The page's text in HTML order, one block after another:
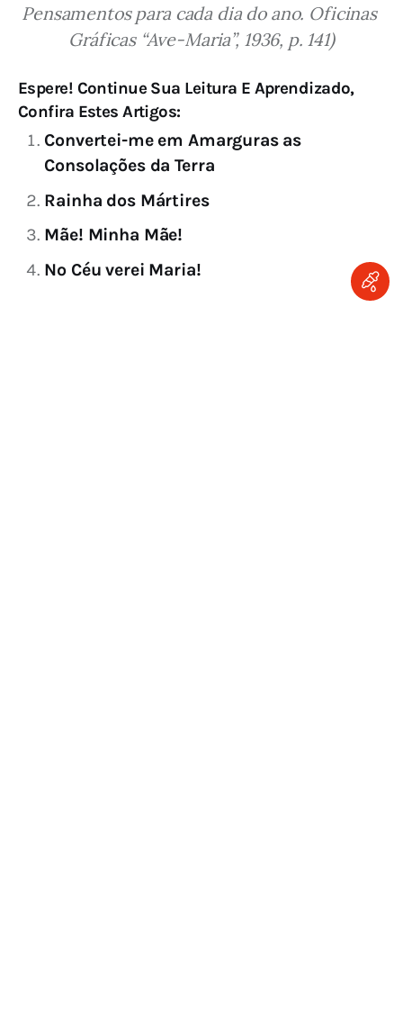
Pensamentos para cada dia do ano. Oficinas
Gráficas “Ave-Maria”, 1936, p. 141)
Espere! Continue Sua Leitura E Aprendizado,
Confira Estes Artigos:
Convertei-me em Amarguras as
Consolações da Terra
Rainha dos Mártires
Mãe! Minha Mãe!
No Céu verei Maria!